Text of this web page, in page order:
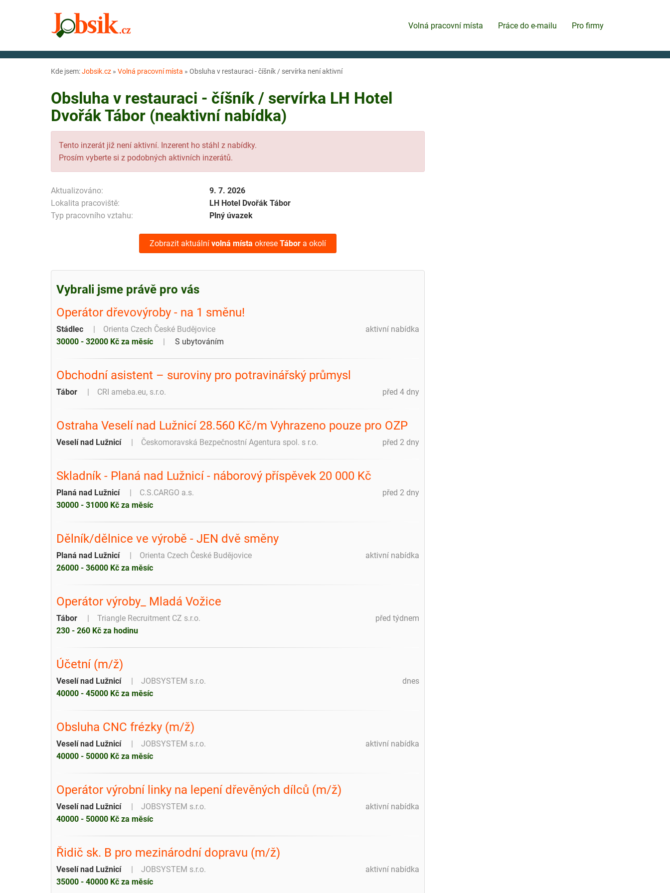
Volná pracovní místa Práce do e-mailu Pro firmy
Kde jsem:Jobsik.cz » Volná pracovní místa » Obsluha v restauraci - číšník / servírka není aktivní
Obsluha v restauraci - číšník / servírka LH Hotel
Dvořák Tábor (neaktivní nabídka)
Tento inzerát již není aktivní. Inzerent ho stáhl z nabídky.
Prosím vyberte si z podobných aktivních inzerátů.
Aktualizováno:
9. 7. 2026
Lokalita pracoviště:
LH Hotel Dvořák Tábor
Typ pracovního vztahu:
Plný úvazek
Zobrazit aktuální volná místa okrese Tábor a okolí
Vybrali jsme právě pro vás
Operátor dřevovýroby - na 1 směnu!
aktivní nabídka
Stádlec
Orienta Czech České Budějovice
30000 - 32000 Kč za měsíc
S ubytováním
Obchodní asistent – suroviny pro potravinářský průmysl
před 4 dny
Tábor CRI ameba.eu, s.r.o.
Ostraha Veselí nad Lužnicí 28.560 Kč/m Vyhrazeno pouze pro OZP
před 2 dny
Veselí nad Lužnicí Českomoravská Bezpečnostní Agentura spol. s r.o.
Skladník - Planá nad Lužnicí - náborový příspěvek 20 000 Kč
před 2 dny
Planá nad Lužnicí
C.S.CARGO a.s.
30000 - 31000 Kč za měsíc
Dělník/dělnice ve výrobě - JEN dvě směny
aktivní nabídka
Planá nad Lužnicí
Orienta Czech České Budějovice
26000 - 36000 Kč za měsíc
Operátor výroby_ Mladá Vožice
před týdnem
Tábor
Triangle Recruitment CZ s.r.o.
230 - 260 Kč za hodinu
Účetní (m/ž)
dnes
Veselí nad Lužnicí
JOBSYSTEM s.r.o.
40000 - 45000 Kč za měsíc
Obsluha CNC frézky (m/ž)
aktivní nabídka
Veselí nad Lužnicí
JOBSYSTEM s.r.o.
40000 - 50000 Kč za měsíc
Operátor výrobní linky na lepení dřevěných dílců (m/ž)
aktivní nabídka
Veselí nad Lužnicí
JOBSYSTEM s.r.o.
40000 - 50000 Kč za měsíc
Řidič sk. B pro mezinárodní dopravu (m/ž)
aktivní nabídka
Veselí nad Lužnicí
JOBSYSTEM s.r.o.
35000 - 40000 Kč za měsíc